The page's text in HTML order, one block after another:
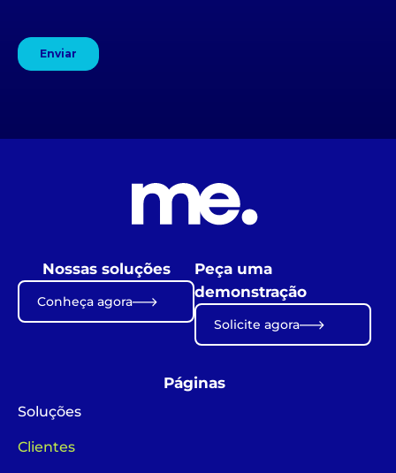
Nossas soluções
Conheça agora
Peça uma
demonstração
Solicite agora
Páginas
Soluções
Clientes